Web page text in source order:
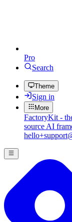
Pro
Search
Theme
Sign in
More
FactoryKit -
source AI